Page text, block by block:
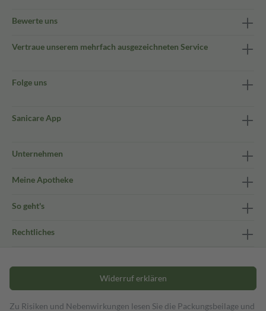
Bewerte uns
Vertraue unserem mehrfach ausgezeichneten Service
Folge uns
Sanicare App
Unternehmen
Meine Apotheke
So geht's
Rechtliches
Widerruf erklären
Zu Risiken und Nebenwirkungen lesen Sie die Packungsbeilage und